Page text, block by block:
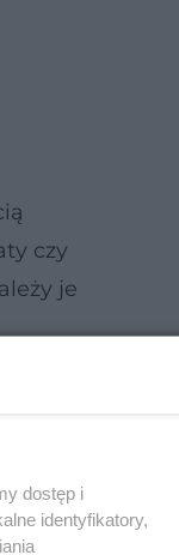
czy
je
dostęp i
identyfikatory,